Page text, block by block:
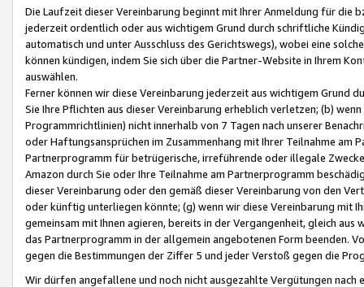
Die Laufzeit dieser Vereinbarung beginnt mit Ihrer Anmeldung für die
jederzeit ordentlich oder aus wichtigem Grund durch schriftliche
automatisch und unter Ausschluss des Gerichtswegs), wobei eine
können kündigen, indem Sie sich über die Partner-Website in Ihrem
auswählen.
Ferner können wir diese Vereinbarung jederzeit aus wichtigem Grund
Sie Ihre Pflichten aus dieser Vereinbarung erheblich verletzen; (b)
Programmrichtlinien) nicht innerhalb von 7 Tagen nach unserer
oder Haftungsansprüchen im Zusammenhang mit Ihrer Teilnahme am
Partnerprogramm für betrügerische, irreführende oder illegale
Amazon durch Sie oder Ihre Teilnahme am Partnerprogramm
dieser Vereinbarung oder den gemäß dieser Vereinbarung von den
oder künftig unterliegen könnte; (g) wenn wir diese Vereinbarung mit
gemeinsam mit Ihnen agieren, bereits in der Vergangenheit, gleich
das Partnerprogramm in der allgemein angebotenen Form beenden.
gegen die Bestimmungen der Ziffer 5 und jeder Verstoß gegen die
Wir dürfen angefallene und noch nicht ausgezahlte Vergütungen